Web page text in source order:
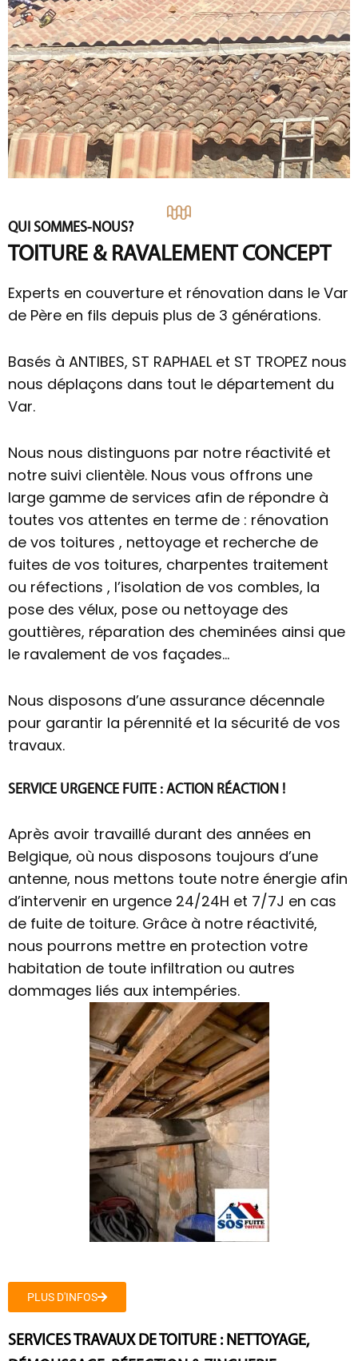
QUI SOMMES-NOUS?
TOITURE & RAVALEMENT CONCEPT
Experts en couverture et rénovation dans le Var
de Père en fils depuis plus de 3 générations.
Basés à ANTIBES, ST RAPHAEL et ST TROPEZ nous
nous déplaçons dans tout le département du
Var.
Nous nous distinguons par notre réactivité et
notre suivi clientèle. Nous vous offrons une
large gamme de services afin de répondre à
toutes vos attentes en terme de : rénovation
de vos toitures , nettoyage et recherche de
fuites de vos toitures, charpentes traitement
ou réfections , l’isolation de vos combles, la
pose des vélux, pose ou nettoyage des
gouttières, réparation des cheminées ainsi que
le ravalement de vos façades…
Nous disposons d’une assurance décennale
pour garantir la pérennité et la sécurité de vos
travaux.
SERVICE URGENCE FUITE : ACTION RÉACTION !
Après avoir travaillé durant des années en
Belgique, où nous disposons toujours d’une
antenne, nous mettons toute notre énergie afin
d’intervenir en urgence 24/24H et 7/7J en cas
de fuite de toiture. Grâce à notre réactivité,
nous pourrons mettre en protection votre
habitation de toute infiltration ou autres
dommages liés aux intempéries.
PLUS D'INFOS
SERVICES TRAVAUX DE TOITURE : NETTOYAGE,